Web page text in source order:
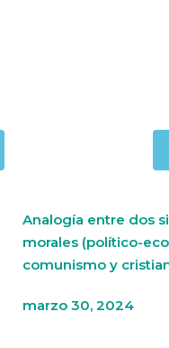
Analogía entre dos
morales (político-
comunismo y
marzo 30, 2024